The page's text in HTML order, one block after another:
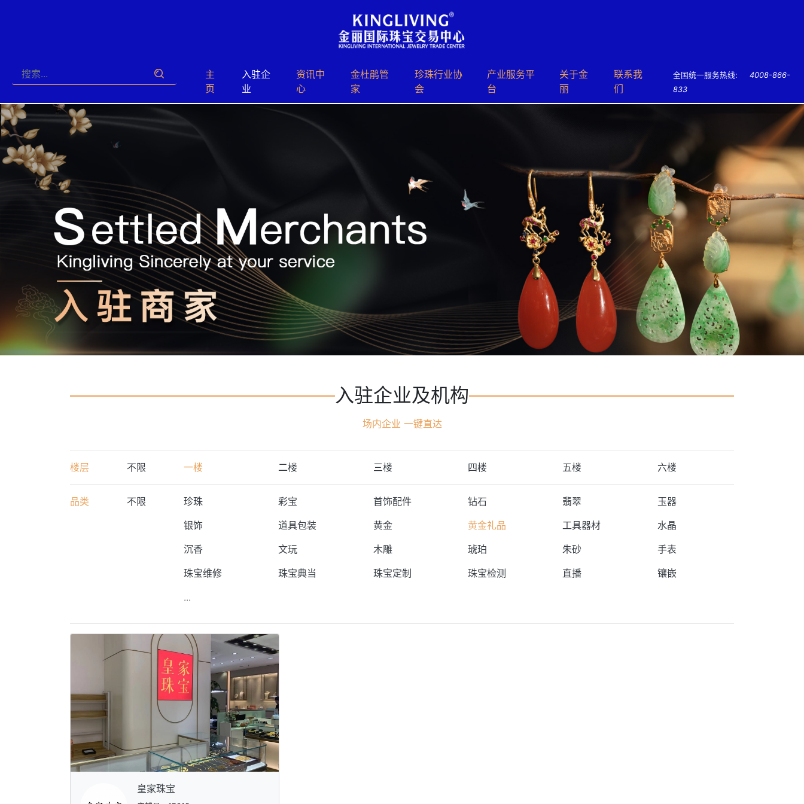
主
页
入驻企
业
资讯中
心
⾦杜鹃管
家
珍珠⾏业协
会
产业服务平
台
关于⾦
丽
联系我
们
全国统一服务热线:
4008-866-
833
入驻企业及机构
场内企业 一键直达
楼层 不限 一楼 二楼 三楼 四楼 五楼 六楼
品类 不限 珍珠 彩宝 首饰配件 钻石 翡翠
玉器
银饰
道具包装 黄金 黄金礼品 工具器材
水晶
沉香
文玩 木雕 琥珀 朱砂
手表
珠宝维修
珠宝典当 珠宝定制 珠宝检测 直播
镶嵌
...
皇家珠宝